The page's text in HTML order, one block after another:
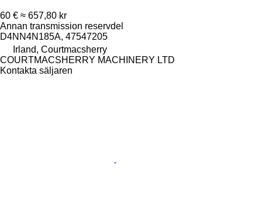
60 € ≈ 657,80 kr
Annan transmission reservdel
D4NN4N185A, 47547205
Irland, Courtmacsherry
COURTMACSHERRY MACHINERY LTD
Kontakta säljaren